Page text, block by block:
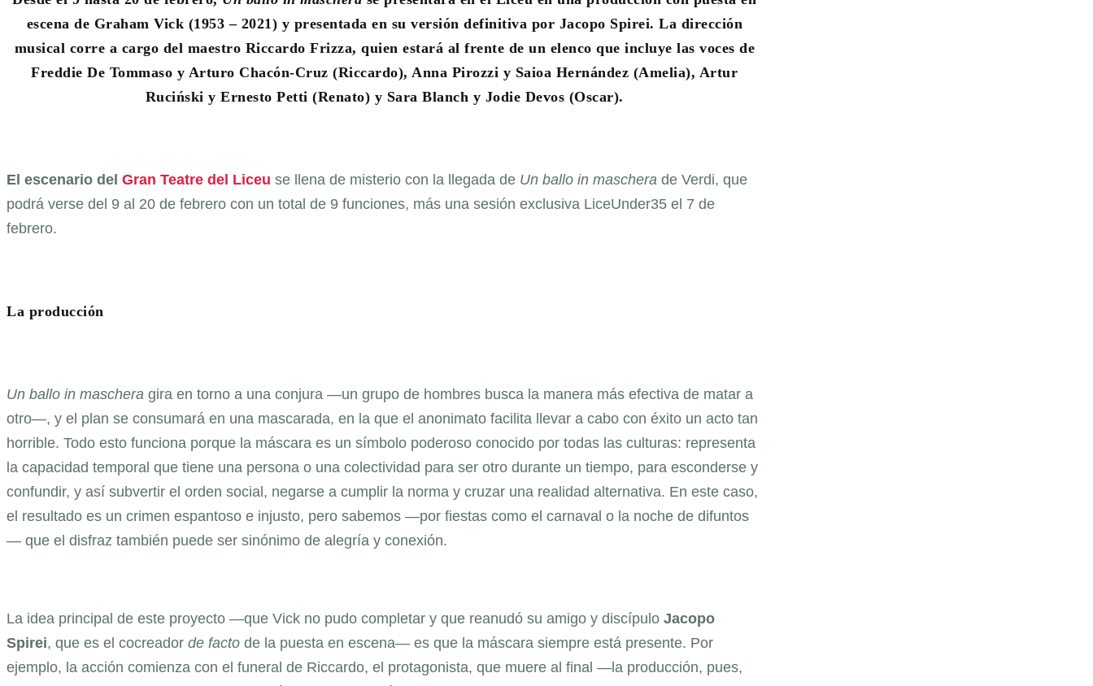
escena de Graham Vick (1953 – 2021) y presentada en su versión definitiva por Jacopo Spirei. La dirección
musical corre a cargo del maestro Riccardo Frizza, quien estará al frente de un elenco que incluye las voces de
Freddie De Tommaso y Arturo Chacón-Cruz (Riccardo), Anna Pirozzi y Saioa Hernández (Amelia), Artur
Ruciński y Ernesto Petti (Renato) y Sara Blanch y Jodie Devos (Oscar).
El escenario del Gran Teatre del Liceu se llena de misterio con la llegada de Un ballo in maschera de Verdi, que
podrá verse del 9 al 20 de febrero con un total de 9 funciones, más una sesión exclusiva LiceUnder35 el 7 de
febrero.
La producción
Un ballo in maschera gira en torno a una conjura —un grupo de hombres busca la manera más efectiva de matar a
otro—, y el plan se consumará en una mascarada, en la que el anonimato facilita llevar a cabo con éxito un acto tan
horrible. Todo esto funciona porque la máscara es un símbolo poderoso conocido por todas las culturas: representa
la capacidad temporal que tiene una persona o una colectividad para ser otro durante un tiempo, para esconderse y
confundir, y así subvertir el orden social, negarse a cumplir la norma y cruzar una realidad alternativa. En este caso,
el resultado es un crimen espantoso e injusto, pero sabemos —por fiestas como el carnaval o la noche de difuntos
— que el disfraz también puede ser sinónimo de alegría y conexión.
La idea principal de este proyecto —que Vick no pudo completar y que reanudó su amigo y discípulo Jacopo
Spirei, que es el cocreador de facto de la puesta en escena— es que la máscara siempre está presente. Por
ejemplo, la acción comienza con el funeral de Riccardo, el protagonista, que muere al final —la producción, pues,